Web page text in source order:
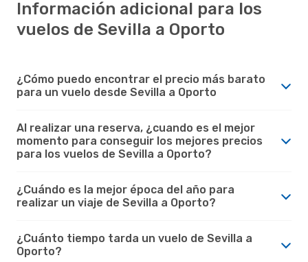
Información adicional para los
vuelos de Sevilla a Oporto
¿Cómo puedo encontrar el precio más barato
para un vuelo desde Sevilla a Oporto
Al realizar una reserva, ¿cuando es el mejor
momento para conseguir los mejores precios
para los vuelos de Sevilla a Oporto?
¿Cuándo es la mejor época del año para
realizar un viaje de Sevilla a Oporto?
¿Cuánto tiempo tarda un vuelo de Sevilla a
Oporto?